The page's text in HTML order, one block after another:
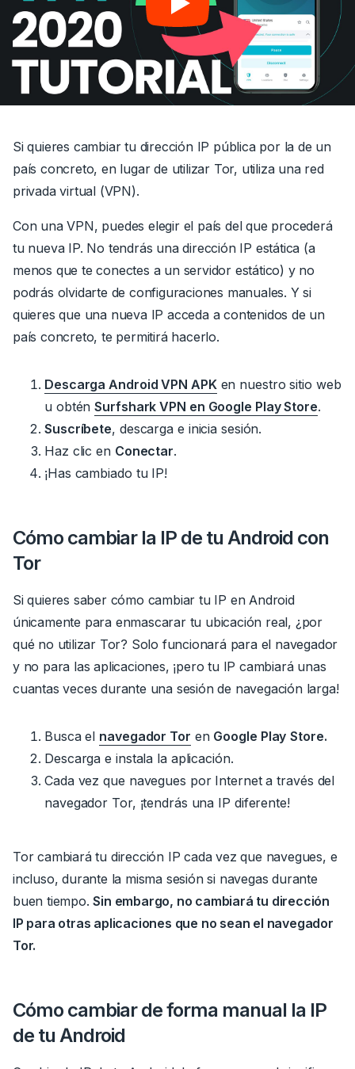
Si quieres cambiar tu dirección IP pública por la de un
país concreto, en lugar de utilizar Tor, utiliza una red
privada virtual (VPN).
Con una VPN, puedes elegir el país del que procederá
tu nueva IP. No tendrás una dirección IP estática (a
menos que te conectes a un servidor estático) y no
podrás olvidarte de configuraciones manuales. Y si
quieres que una nueva IP acceda a contenidos de un
país concreto, te permitirá hacerlo.
Descarga Android VPN APKen nuestro sitio web
u obténSurfshark VPN en Google Play Store.
Suscríbete, descarga e inicia sesión.
Haz clic en Conectar.
¡Has cambiado tu IP!
Cómo cambiar la IP de tu Android con
Tor
Si quieres saber cómo cambiar tu IP en Android
únicamente para enmascarar tu ubicación real, ¿por
qué no utilizar Tor? Solo funcionará para el navegador
y no para las aplicaciones, ¡pero tu IP cambiará unas
cuantas veces durante una sesión de navegación larga!
Busca el navegador Tor en Google Play Store.
Descarga e instala la aplicación.
Cada vez que navegues por Internet a través del
navegador Tor, ¡tendrás una IP diferente!
Tor cambiará tu dirección IP cada vez que navegues, e
incluso, durante la misma sesión si navegas durante
buen tiempo.Sin embargo, no cambiará tu dirección
IP para otras aplicaciones que no sean el navegador
Tor.
Cómo cambiar de forma manual la IP
de tu Android